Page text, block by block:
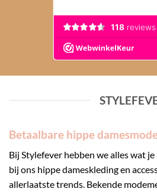
Betaalbare hippe
Bij Stylefever hebben we alles wat
bij ons hippe dameskleding en
allerlaatste trends. Bekende